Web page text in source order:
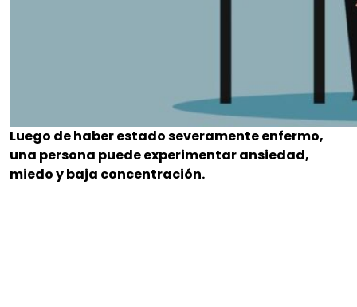
Luego de haber estado severamente enfermo,
una persona puede experimentar ansiedad,
miedo y baja concentración.